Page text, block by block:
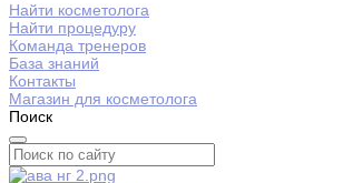
Найти косметолога
Найти процедуру
Команда тренеров
База знаний
Контакты
Магазин для косметолога
Поиск